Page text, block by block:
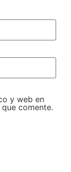
y web en
comente.